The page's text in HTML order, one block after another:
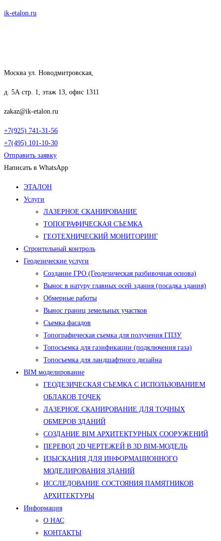
Перейти
ik-etalon.ru
Москва ул. Новодмитровская,
д. 5А стр. 1, этаж 13, офис 1311
zakaz@ik-etalon.ru
+7(925) 741-31-56
+7(495) 101-10-30
Отправить заявку
Написать в WhatsApp
Меню
ЭТАЛОН
Услуги
ЛАЗЕРНОЕ СКАНИРОВАНИЕ
ТОПОГРАФИЧЕСКАЯ СЪЕМКА
ГЕОТЕХНИЧЕСКИЙ МОНИТОРИНГ
Строительный контроль
Геодезические услуги
Создание ГРО (Геодезическая разбивочная основа)
Вынос в натуру главных осей здания (посадка здания)
Обмерные работы
Вынос границ земельных участков
Съемка фасадов
Топографическая съемка для получения ГПЗУ
Топосъемка для газификации (подключения газа)
Топосъемка для ландшафтного дизайна
BIM моделирование
ГЕОДЕЗИЧЕСКАЯ СЪЕМКА С ИСПОЛЬЗОВАНИЕМ
ОБЛАКОВ ТОЧЕК
ЛАЗЕРНОЕ СКАНИРОВАНИЕ ДЛЯ ТОЧНЫХ
ОБМЕРОВ ЗДАНИЙ
СОЗДАНИЕ BIM АРХИТЕКТУРНЫХ СООРУЖЕНИЙ
ПЕРЕВОД 2D ЧЕРТЕЖЕЙ В 3D BIM-МОДЕЛЬ
ИЗЫСКАНИЯ ДЛЯ ИНФОРМАЦИОННОГО
МОДЕЛИРОВАНИЯ ЗДАНИЙ
ИССЛЕДОВАНИЕ СОСТОЯНИЯ ПАМЯТНИКОВ
АРХИТЕКТУРЫ
Информация
О НАС
КОНТАКТЫ